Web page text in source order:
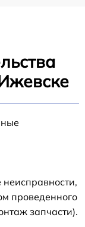
проведенного
запчасти).